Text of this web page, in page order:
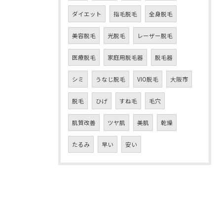
ダイエット 指毛脱毛 全身脱毛
美容脱毛 光脱毛 レーザー脱毛
医療脱毛 家庭用脱毛器 脱毛器
シミ うなじ脱毛 VIO脱毛 大阪市
脱毛 ひげ すね毛 毛穴
肌質改善 ツヤ肌 美肌 乾燥
たるみ 早い 安い